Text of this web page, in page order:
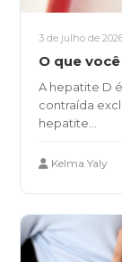
3 de julho de
O que
A hepatite D
contraída
hepatite...
Kelma Yaly